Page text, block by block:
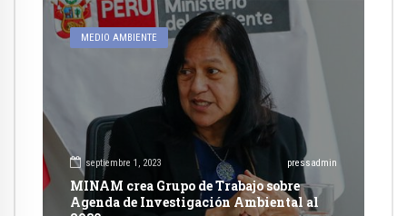
MEDIO AMBIENTE
septiembre 1, 2023 pressadmin
MINAM crea Grupo de Trabajo sobre
Agenda de Investigación Ambiental al